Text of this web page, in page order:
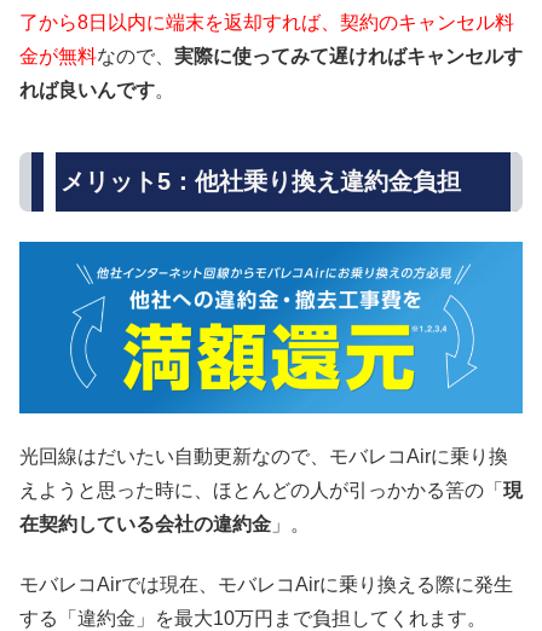
了から8日以内に端末を返却すれば、契約のキャンセル料
金が無料なので、 実際に使ってみて遅ければキャンセルす
れば良いんです。
メリット5：他社乗り換え違約金負担
光回線はだいたい自動更新なので、モバレコAirに乗り換
えようと思った時に、ほとんどの人が引っかかる筈の「 現
在契約している会社の違約金 」。
モバレコAirでは現在、モバレコAirに乗り換える際に発生
する
「違約金」を最大10万円まで負担してくれます。